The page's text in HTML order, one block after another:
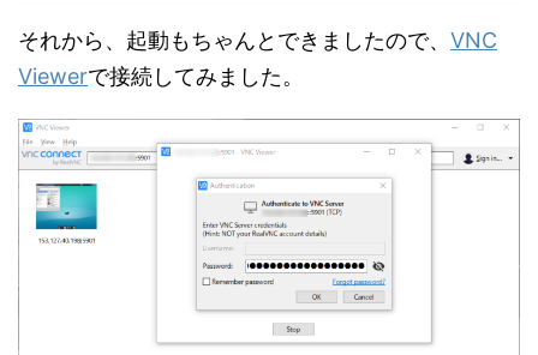
それから、起動もちゃんとできましたので、 VNC
Viewerで接続してみました。